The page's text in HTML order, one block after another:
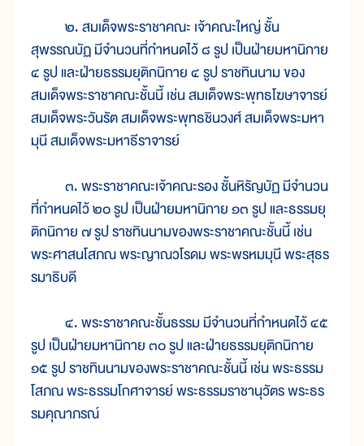
๒. สมเด็จพระราชาคณะ เจ้าคณะใหญ่ ชั้น
สุพรรณบัฏ มีจำนวนที่กำหนดไว้ ๘ รูป เป็นฝ่ายมหานิกาย
๔ รูป และฝ่ายธรรมยุติกนิกาย ๔ รูป ราชทินนาม ของ
สมเด็จพระราชาคณะชั้นนี้ เช่น สมเด็จพระพุทธโฆษาจารย์
สมเด็จพระวันรัต สมเด็จพระพุทธชินวงศ์ สมเด็จพระมหา
มุนี สมเด็จพระมหาธีราจารย์
๓. พระราชาคณะเจ้าคณะรอง ชั้นหิรัญบัฏ มีจำนวน
ที่กำหนดไว้ ๒๐ รูป เป็นฝ่ายมหานิกาย ๑๓ รูป และธรรมยุ
ติกนิกาย ๗ รูป ราชทินนามของพระราชาคณะชั้นนี้ เช่น
พระศาสนโสภณ พระญาณวโรดม พระพรหมมุนี พระสุธร
รมาธิบดี
๔. พระราชาคณะชั้นธรรม มีจำนวนที่กำหนดไว้ ๔๕
รูป เป็นฝ่ายมหานิกาย ๓๐ รูป และฝ่ายธรรมยุติกนิกาย
๑๕ รูป ราชทินนามของพระราชาคณะชั้นนี้ เช่น พระธรรม
โสภณ พระธรรมโกศาจารย์ พระธรรมราชานุวัตร พระธร
รมคุณาภรณ์